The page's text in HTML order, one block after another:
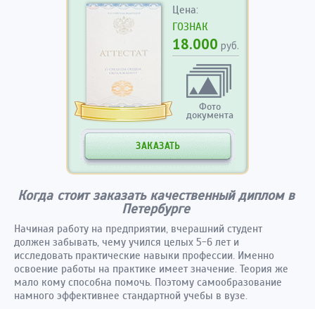
Цена:
ГОЗНАК
18.000 руб.
Фото
документа
ЗАКАЗАТЬ
Когда стоит заказать качественный диплом в
Петербурге
Начиная работу на предприятии, вчерашний студент
должен забывать, чему учился целых 5-6 лет и
исследовать практические навыки профессии. Именно
освоение работы на практике имеет значение. Теория же
мало кому способна помочь. Поэтому самообразование
намного эффективнее стандартной учебы в вузе.